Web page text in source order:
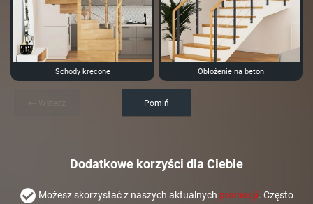
Schody kręcone Obłożenie na beton
Pomiń
Dodatkowe korzyści dla Ciebie
Możesz skorzystać z naszych aktualnych promocji. Często